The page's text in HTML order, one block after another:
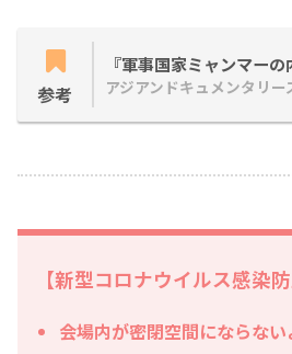
参考
『軍事国家ミャンマーの
アジアンドキュメンタリー
【新型コロナウイルス感染
会場内が密閉空間にならな